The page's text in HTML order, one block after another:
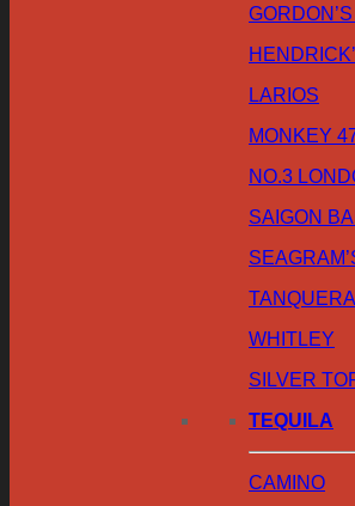
GORDON’S
LARIOS
MONKEY
NO.3
SAIGON
WHITLEY
SILVER
TEQUILA
CAMINO